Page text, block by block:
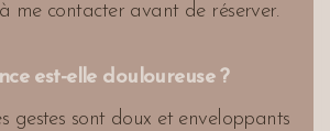
à me contacter avant de réserver.
est-elle douloureuse ?
gestes sont doux et enveloppants